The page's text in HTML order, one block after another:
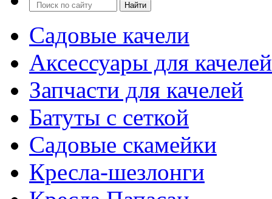
Садовые качели
Аксессуары для качелей
Запчасти для качелей
Батуты с сеткой
Садовые скамейки
Кресла-шезлонги